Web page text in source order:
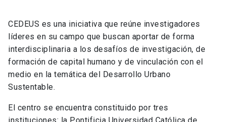
CEDEUS es una iniciativa que reúne investigadores
líderes en su campo que buscan aportar de forma
interdisciplinaria a los desafíos de investigación, de
formación de capital humano y de vinculación con el
medio en la temática del Desarrollo Urbano
Sustentable.
El centro se encuentra constituido por tres